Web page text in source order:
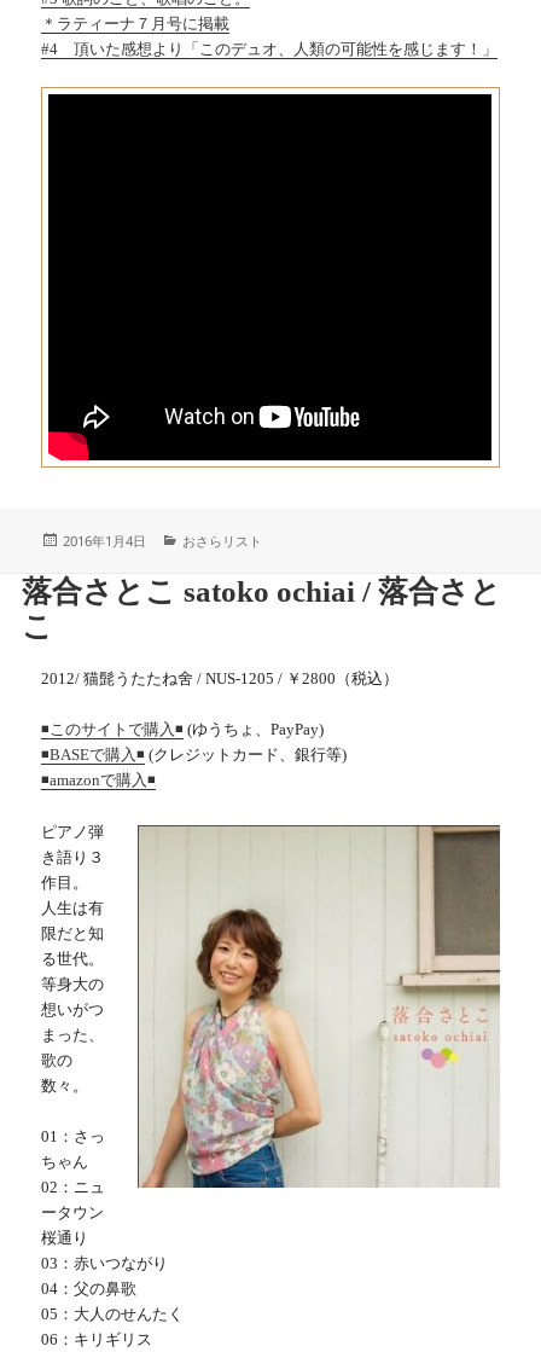
＊ラティーナ７月号に掲載
#4 頂いた感想より「このデュオ、人類の可能性を感じます！」
投
日:
2016年1月4日
カ
リ
おさらリスト
落合さとこ satoko ochiai / 落合さと
こ
2012/ 猫髭うたたね舍 / NUS-1205 / ￥2800（税込）
◾️このサイトで購入◾️ (ゆうちょ、PayPay)
◾️BASEで購入◾️ (クレジットカード、銀行等)
◾️amazonで購入◾️
ピアノ弾
き語り３
作目。
人生は有
限だと知
る世代。
等身大の
想いがつ
まった、
歌の
数々。
01：さっ
ちゃん
02：ニュ
ータウン
桜通り
03：赤いつながり
04：父の鼻歌
05：大人のせんたく
06：キリギリス